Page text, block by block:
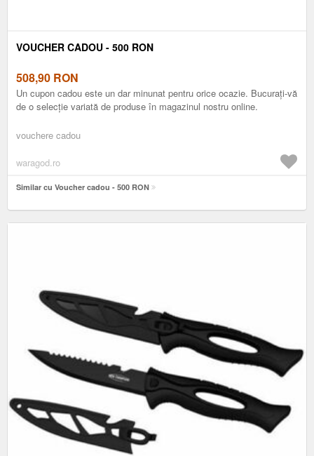
VOUCHER CADOU - 500 RON
508,90 RON
Un cupon cadou este un dar minunat pentru orice ocazie. Bucurați-vă
de o selecție variată de produse în magazinul nostru online.
vouchere cadou
waragod.ro
Similar cu Voucher cadou - 500 RON